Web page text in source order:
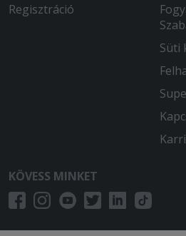
Regisztráció
Süti
KÖVESS MINKET